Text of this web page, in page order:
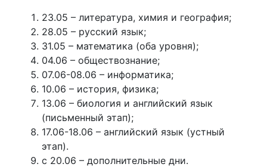
23.05 – литература, химия и география;
28.05 – русский язык;
31.05 – математика (оба уровня);
04.06 – обществознание;
07.06-08.06 – информатика;
10.06 – история, физика;
13.06 – биология и английский язык
(письменный этап);
17.06-18.06 – английский язык (устный
этап).
с 20.06 – дополнительные дни.